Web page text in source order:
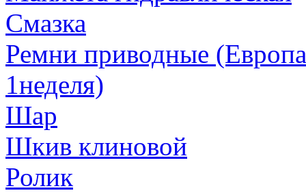
Cмазка
Ремни приводные
1неделя)
Шар
Шкив клиновой
Ролик